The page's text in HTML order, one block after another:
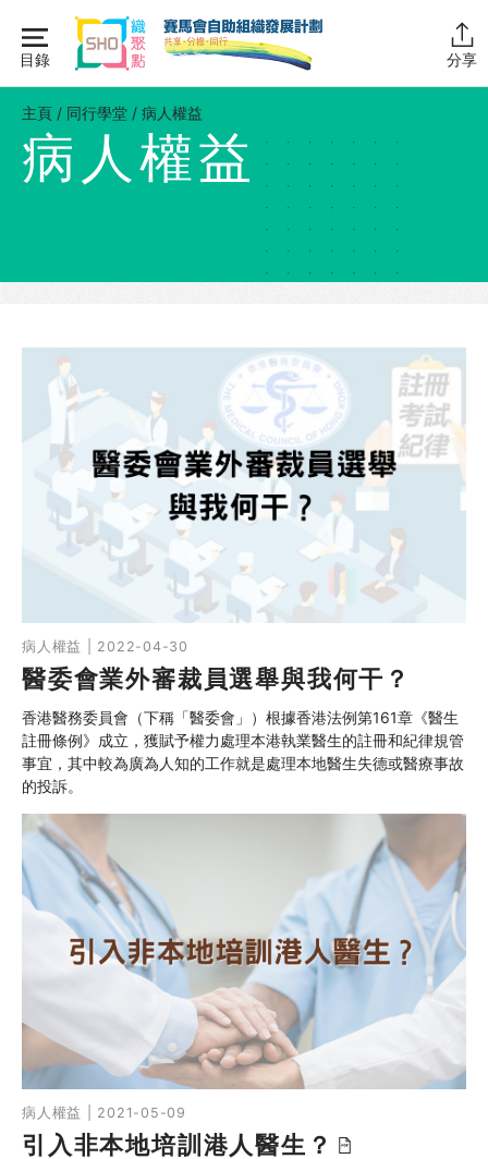
content
目錄 分享
主頁
同行學堂
同行學堂・簡介
組織管理
網上自學課程
自助組織訓練學院
同行故事館
同行社區伙伴
搜尋自助組織
SHO專題
關於我們
媒體報導
主頁 / 同行學堂 / 病人權益
病人權益
病人權益 | 2022-04-30
醫委會業外審裁員選舉與我何干？
香港醫務委員會（下稱「醫委會」）根據香港法例第161章《醫生
註冊條例》成立，獲賦予權力處理本港執業醫生的註冊和紀律規管
事宜，其中較為廣為人知的工作就是處理本地醫生失德或醫療事故
的投訴。
病人權益 | 2021-05-09
引入非本地培訓港人醫生？